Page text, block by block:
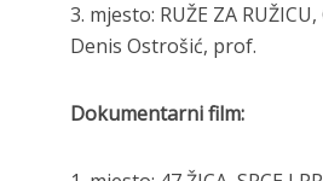
3. mjesto: RUŽE ZA
Denis Ostrošić, prof.
Dokumentarni film: